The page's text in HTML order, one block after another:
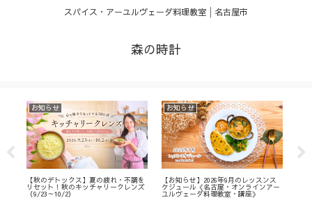
スパイス・アーユルヴェーダ料理教室│名古屋市
森の時計
お知らせ
【秋のデトックス】夏の疲れ・不調を
リセット！秋のキッチャリークレンズ
（9/23～10/2）
お知らせ
【お知らせ】2026年9月のレッスンス
ケジュール《名古屋・オンラインアー
ユルヴェーダ料理教室・講座》